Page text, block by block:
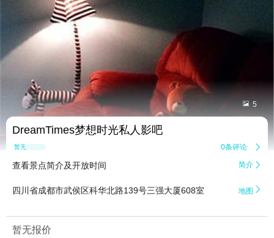
 5
DreamTimes梦想时光私人影吧
暂无点评 0条评论 
查看景点简介及开放时间 简介 
四川省成都市武侯区科华北路139号三强大厦608室 地图 
暂无报价